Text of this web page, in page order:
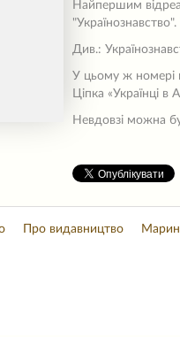
Найпершим
Див.:
У цьому ж номері
Ціпка «Українці
Невдовзі можна
Про видавництво